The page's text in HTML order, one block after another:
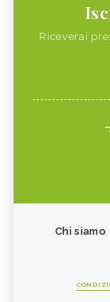
Riceverai
Chi siamo